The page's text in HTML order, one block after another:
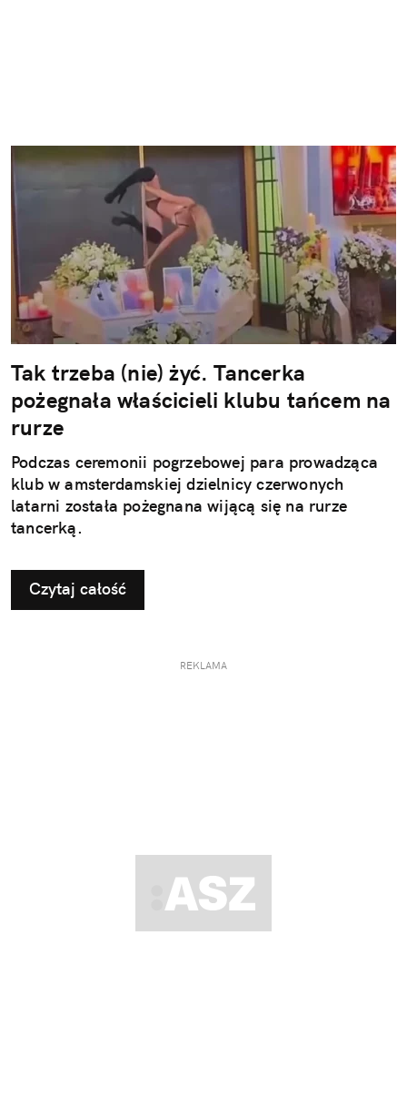
Tak trzeba (nie) żyć. Tancerka
pożegnała właścicieli klubu tańcem na
rurze
Podczas ceremonii pogrzebowej para prowadząca
klub w amsterdamskiej dzielnicy czerwonych
latarni została pożegnana wijącą się na rurze
tancerką.
Czytaj całość
REKLAMA